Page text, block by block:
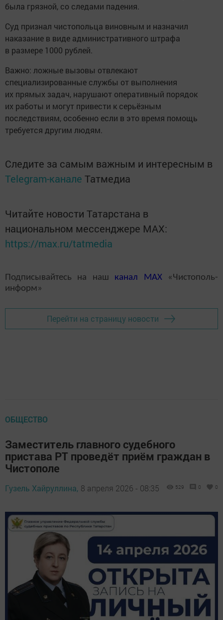
была грязной, со следами падения.
Суд признал чистопольца виновным и назначил
наказание в виде административного штрафа
в размере 1000 рублей.
Важно: ложные вызовы отвлекают
специализированные службы от выполнения
их прямых задач, нарушают оперативный порядок
их работы и могут привести к серьёзным
последствиям, особенно если в это время помощь
требуется другим людям.
Следите за самым важным и интересным в
Telegram-канале Татмедиа
Читайте новости Татарстана в
национальном мессенджере MАХ:
https://max.ru/tatmedia
Подписывайтесь на наш канал MAX«Чистополь-
информ»
Перейти на страницу новости
ОБЩЕСТВО
Заместитель главного судебного
пристава РТ проведёт приём граждан в
Чистополе
Гузель Хайруллина, 8 апреля 2026 - 08:35 529 0 0